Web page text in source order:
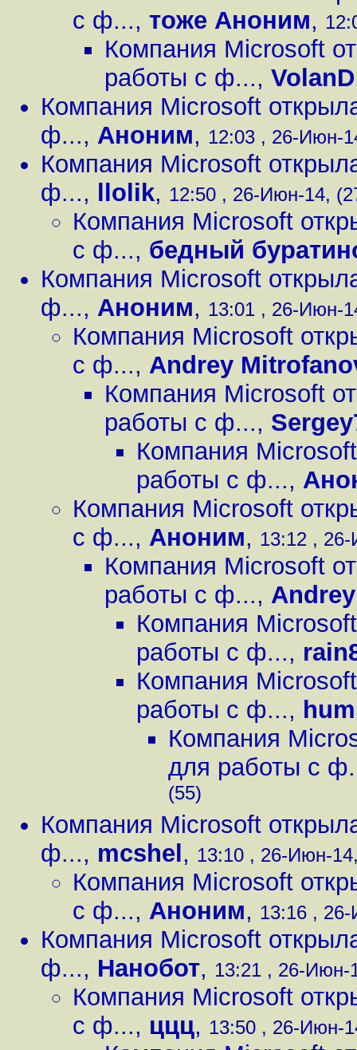
с ф..., тоже Аноним,
Компания Microsoft
работы с ф..., VolanD
Компания Microsoft
ф..., Аноним, 12:03 , 26-Июн-
Компания Microsoft
ф..., llolik, 12:50 , 26-Июн-14,
Компания Microsoft
с ф..., бедный
Компания Microsoft
ф..., Аноним, 13:01 , 26-Июн-
Компания Microsoft
с ф..., Andrey
Компания Microsoft
работы с ф...,
Компания
работы с ф...,
Компания Microsoft
с ф..., Аноним, 13:12 ,
Компания Microsoft
работы с ф...,
Компания
работы с ф...,
Компания
работы с ф...,
Компания
для работы с
(55)
Компания Microsoft
ф..., mcshel , 13:10 , 26-Июн-
Компания Microsoft
с ф..., Аноним, 13:16 ,
Компания Microsoft
ф..., Нанобот, 13:21 , 26-Июн-
Компания Microsoft
с ф..., ццц, 13:50 , 26-Июн-